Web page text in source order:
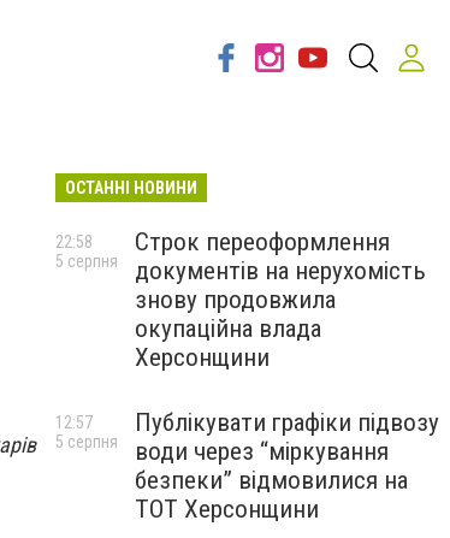
ОСТАННІ НОВИНИ
Строк переоформлення
документів на нерухомість
знову продовжила
окупаційна влада
Херсонщини
22:58
5 серпня
Публікувати графіки підвозу
води через “міркування
безпеки” відмовилися на
ТОТ Херсонщини
12:57
5 серпня